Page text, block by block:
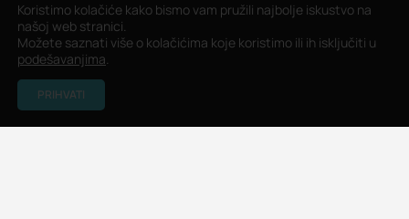
Ložionica Cena: Besplatno Radionica
Ložionica
Koristimo kolačiće kako bismo vam pružili najbolje iskustvo na
našoj web stranici.
Možete saznati više o kolačićima koje koristimo ili ih isključiti u
podešavanjima.
PRIHVATI